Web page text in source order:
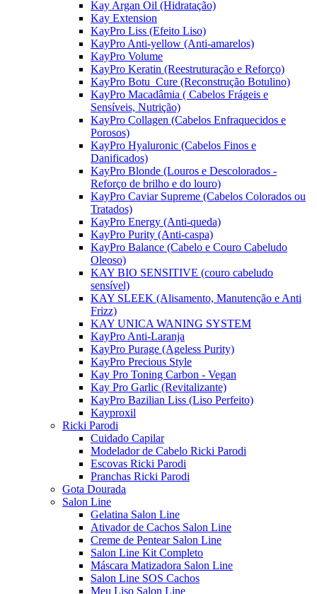
Kay Argan Oil (Hidratação)
Kay Extension
KayPro Liss (Efeito Liso)
KayPro Anti-yellow (Anti-amarelos)
KayPro Volume
KayPro Keratin (Reestruturação e Reforço)
KayPro Botu_Cure (Reconstrução Botulino)
KayPro Macadâmia ( Cabelos Frágeis e
Sensíveis, Nutrição)
KayPro Collagen (Cabelos Enfraquecidos e
Porosos)
KayPro Hyaluronic (Cabelos Finos e
Danificados)
KayPro Blonde (Louros e Descolorados -
Reforço de brilho e do louro)
KayPro Caviar Supreme (Cabelos Colorados ou
Tratados)
KayPro Energy (Anti-queda)
KayPro Purity (Anti-caspa)
KayPro Balance (Cabelo e Couro Cabeludo
Oleoso)
KAY BIO SENSITIVE (couro cabeludo
sensível)
KAY SLEEK (Alisamento, Manutenção e Anti
Frizz)
KAY UNICA WANING SYSTEM
KayPro Anti-Laranja
KayPro Purage (Ageless Purity)
KayPro Precious Style
Kay Pro Toning Carbon - Vegan
Kay Pro Garlic (Revitalizante)
KayPro Bazilian Liss (Liso Perfeito)
Kayproxil
Ricki Parodi
Cuidado Capilar
Modelador de Cabelo Ricki Parodi
Escovas Ricki Parodi
Pranchas Ricki Parodi
Gota Dourada
Salon Line
Gelatina Salon Line
Ativador de Cachos Salon Line
Creme de Pentear Salon Line
Salon Line Kit Completo
Máscara Matizadora Salon Line
Salon Line SOS Cachos
Meu Liso Salon Line